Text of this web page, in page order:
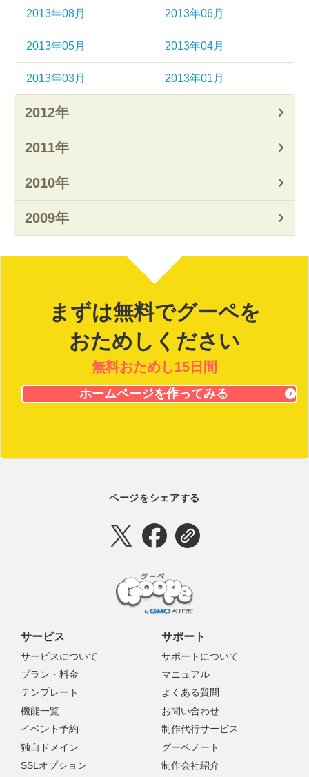
2013年08月 2013年06月
2013年05月 2013年04月
2013年03月 2013年01月
2012年
2011年
2010年
2009年
まずは無料でグーペを
おためしください
無料おためし15日間
ホームページを作ってみる
ページをシェアする
サービス
サービスについて
プラン・料金
テンプレート
機能一覧
イベント予約
独自ドメイン
SSLオプション
サポート
サポートについて
マニュアル
よくある質問
お問い合わせ
制作代行サービス
グーペノート
制作会社紹介